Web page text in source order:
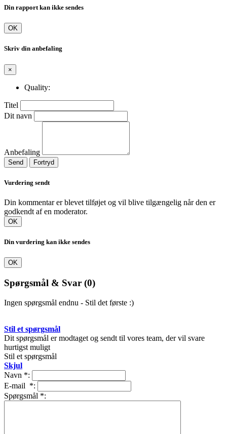
Din rapport kan ikke sendes
OK
Skriv din anbefaling
×
Quality:
Titel
Dit navn
Anbefaling
Send Fortryd
Vurdering sendt
Din kommentar er blevet tilføjet og vil blive tilgængelig når den er
godkendt af en moderator.
OK
Din vurdering kan ikke sendes
OK
Spørgsmål & Svar (0)
Ingen spørgsmål endnu - Stil det første :)
Stil et spørgsmål
Dit spørgsmål er modtaget og sendt til vores team, der vil svare
hurtigst muligt
Stil et spørgsmål
Skjul
Navn *:
E-mail *:
Spørgsmål *: